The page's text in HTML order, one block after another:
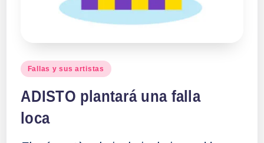
Publicado
Fallas y sus artistas
ADISTO plantará una falla
loca